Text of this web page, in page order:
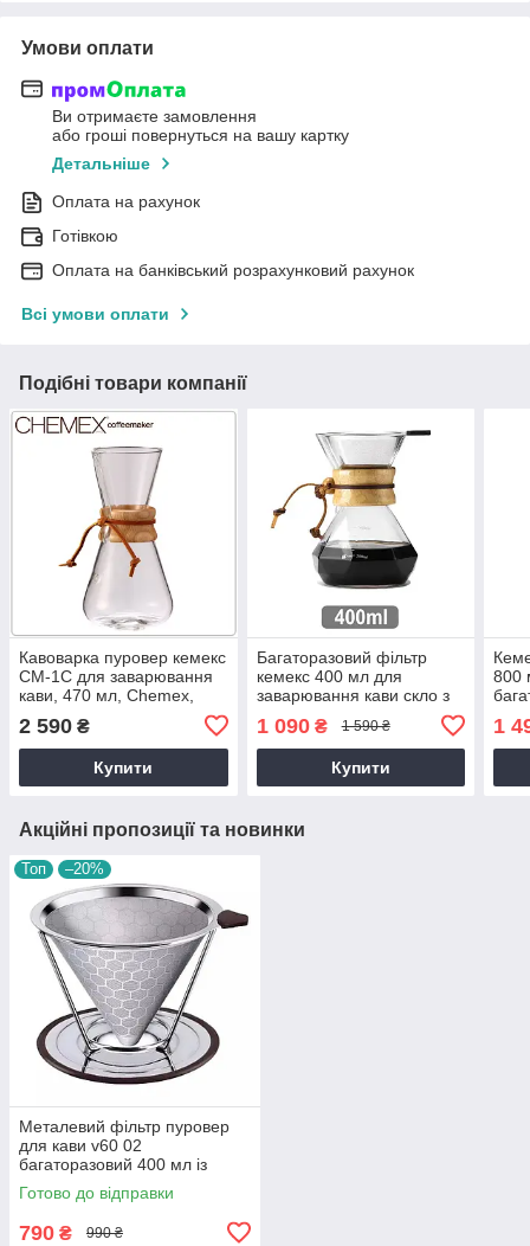
Умови оплати
Ви отримаєте замовлення
або гроші повернуться на вашу картку
Детальніше
Оплата на рахунок
Готівкою
Оплата на банківський розрахунковий рахунок
Всі умови оплати
Подібні товари компанії
Кавоварка пуровер кемекс
CM-1C для заварювання
кави, 470 мл, Chemex,
2 590 ₴
Купити
Багаторазовий фільтр
кемекс 400 мл для
заварювання кави скло з
металевим багаторазовим
фільтром пуровер chemex
кавоварка
1 090₴ 1 590 ₴
Купити
800
1
Акційні пропозиції та новинки
Топ –20%
Металевий фільтр пуровер
для кави v60 02
багаторазовий 400 мл із
нержавіючої сталі
Готово до відправки
790 ₴ 990 ₴